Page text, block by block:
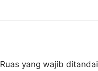
Ruas yang wajib ditandai